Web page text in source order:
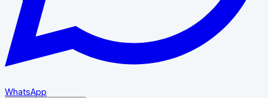
WhatsApp